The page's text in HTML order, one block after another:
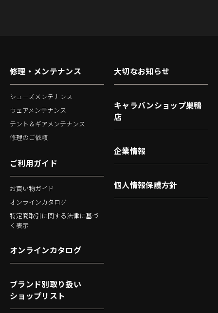
修理・メンテナンス
シューズメンテナンス
ウェアメンテナンス
テント＆ギアメンテナンス
修理のご依頼
ご利用ガイド
お買い物ガイド
オンラインカタログ
特定商取引に関する法律に基づ
く表示
大切なお知らせ
キャラバンショップ巣鴨
店
企業情報
個人情報保護方針
オンラインカタログ
ブランド別取り扱い
ショップリスト